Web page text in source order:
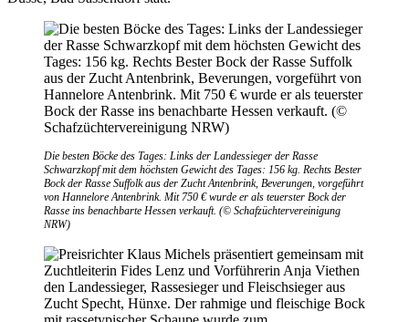
Die besten Böcke des Tages: Links der Landessieger der Rasse
Schwarzkopf mit dem höchsten Gewicht des Tages: 156 kg. Rechts Bester
Bock der Rasse Suffolk aus der Zucht Antenbrink, Beverungen, vorgeführt
von Hannelore Antenbrink. Mit 750 € wurde er als teuerster Bock der
Rasse ins benachbarte Hessen verkauft. (© Schafzüchtervereinigung
NRW)